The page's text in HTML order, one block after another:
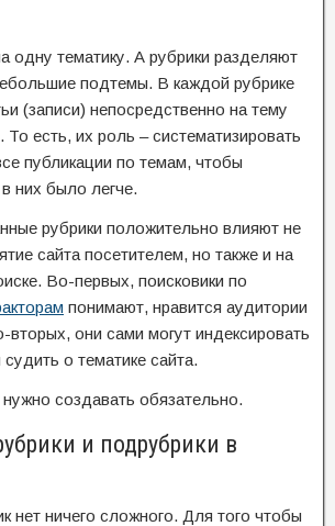
одну тематику. А рубрики разделяют
подтемы. В каждой рубрике
(записи) непосредственно на тему
То есть, их роль – систематизировать
публикации по темам, чтобы
них было легче.
рубрики положительно влияют не
сайта посетителем, но также и на
Во-первых, поисковики по
понимают, нравится аудитории
вторых, они сами могут индексировать
судить о тематике сайта.
создавать обязательно.
и подрубрики в
нет ничего сложного. Для того чтобы